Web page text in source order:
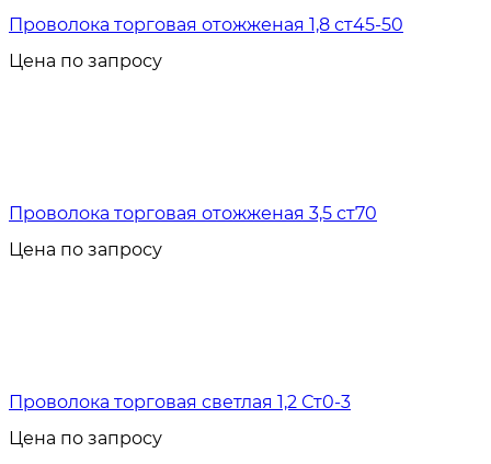
Проволока торговая отожженая 1,8 ст45-50
Цена по запросу
Проволока торговая отожженая 3,5 ст70
Цена по запросу
Проволока торговая светлая 1,2 Ст0-3
Цена по запросу